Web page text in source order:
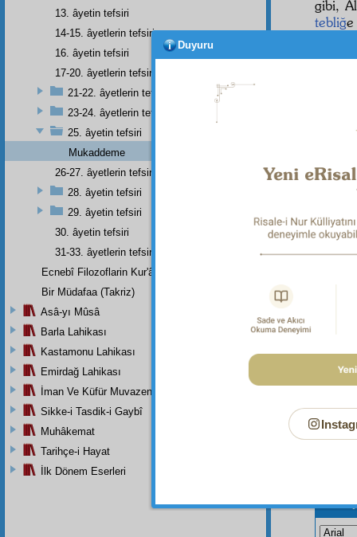
gibi,
tebliğe
2
"İman
Dipnot-2
"Ki
Bu
13. âyetin tefsiri
14-15. âyetlerin tefsiri
16. âyetin tefsiri
17-20. âyetlerin tefsiri
21-22. âyetlerin tefsiri
23-24. âyetlerin tefsiri
25. âyetin tefsiri
Mukaddeme
26-27. âyetlerin tefsiri
28. âyetin tefsiri
29. âyetin tefsiri
30. âyetin tefsiri
31-33. âyetlerin tefsiri
Ecnebî Filozoflarin Kur'ân'i Tasdiklerine Dair Şehadetleri
Bir Müdafaa (Takriz)
Asâ-yı Mûsâ
Barla Lahikası
Kastamonu Lahikası
Emirdağ Lahikası
İman Ve Küfür Muvazeneleri
Sikke-i Tasdik-i Gaybî
Muhâkemat
Tarihçe-i Hayat
İlk Dönem Eserleri
Duyuru